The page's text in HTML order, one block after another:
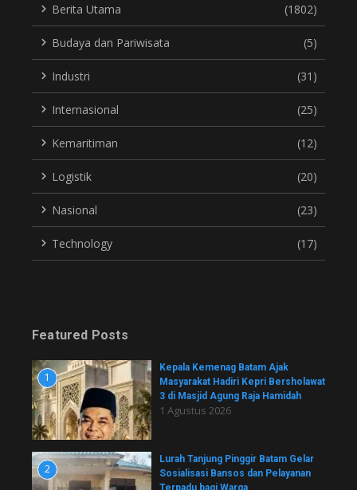
Berita Utama (1802)
Budaya dan Pariwisata (5)
Industri (31)
Internasional (25)
Kemaritiman (12)
Logistik (20)
Nasional (23)
Technology (17)
Featured Posts
1
Kepala Kemenag Batam Ajak
Masyarakat Hadiri Kepri Bersholawat
3 di Masjid Agung Raja Hamidah
1 Agustus 2026
2
Lurah Tanjung Pinggir Batam Gelar
Sosialisasi Bansos dan Pelayanan
Terpadu bagi Warga